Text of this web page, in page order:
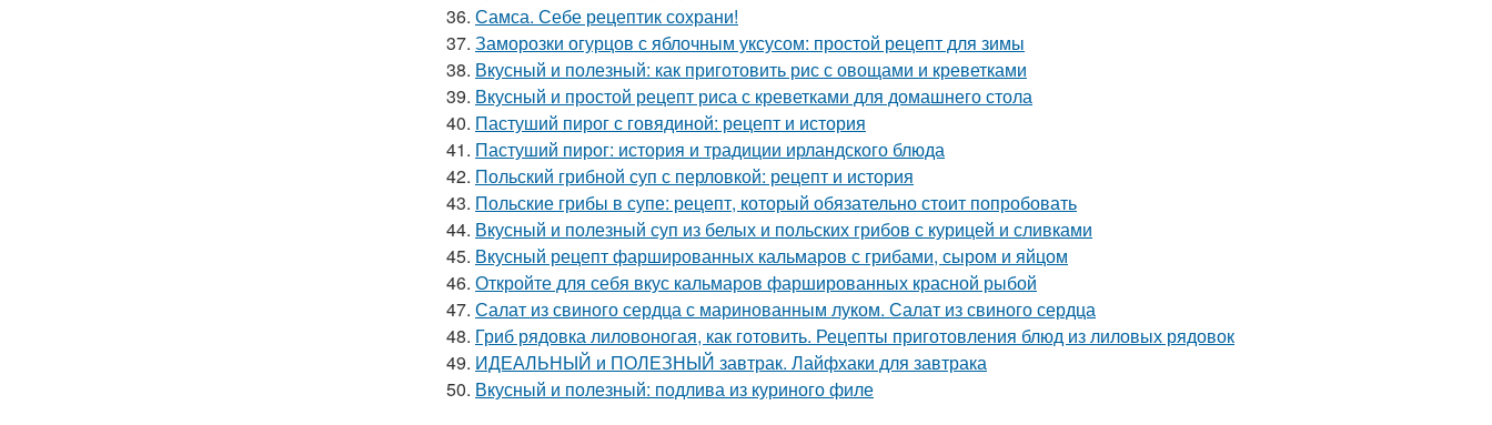
36. Самса. Себе рецептик сохрани!
37. Заморозки огурцов с яблочным уксусом: простой рецепт для зимы
38. Вкусный и полезный: как приготовить рис с овощами и креветками
39. Вкусный и простой рецепт риса с креветками для домашнего стола
40. Пастуший пирог с говядиной: рецепт и история
41. Пастуший пирог: история и традиции ирландского блюда
42. Польский грибной суп с перловкой: рецепт и история
43. Польские грибы в супе: рецепт, который обязательно стоит попробовать
44. Вкусный и полезный суп из белых и польских грибов с курицей и сливками
45. Вкусный рецепт фаршированных кальмаров с грибами, сыром и яйцом
46. Откройте для себя вкус кальмаров фаршированных красной рыбой
47. Салат из свиного сердца с маринованным луком. Салат из свиного сердца
48. Гриб рядовка лиловоногая, как готовить. Рецепты приготовления блюд из лиловых рядовок
49. ИДЕАЛЬНЫЙ и ПОЛЕЗНЫЙ завтрак. Лайфхаки для завтрака
50. Вкусный и полезный: подлива из куриного филе